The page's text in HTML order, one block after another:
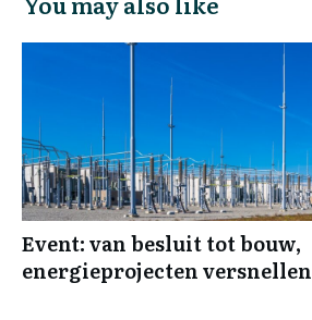
Event: van besluit tot bouw,
energieprojecten versnellen